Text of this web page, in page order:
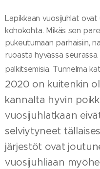
Lapikkaan vuosijuhlat ovat
kohokohta. Mikäs sen
pukeutumaan parhaisiin,
ruoasta hyvässä
palkitsemisia. Tunnelma
2020 on kuitenkin
kannalta hyvin
vuosijuhlatkaan
selviytyneet
järjestöt ovat
vuosijuhliaan